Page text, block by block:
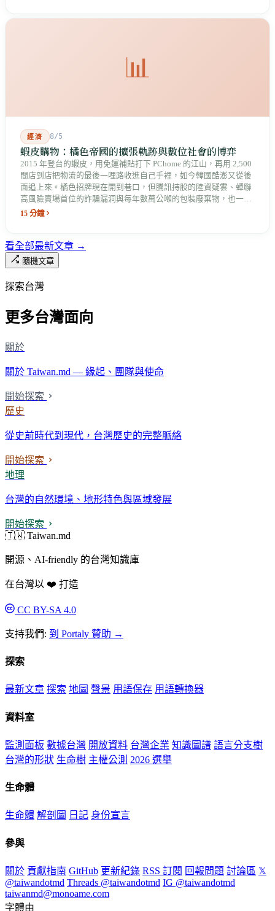
📊
經濟 8/5
蝦皮購物：橘色帝國的擴張軌跡與數位社會的博弈
2015 年登台的蝦皮，用免運補貼打下 PChome 的江山，再用 2,500
間店到店把物流的最後一哩路收進自己手裡，如今韓國酷澎又從後
面追上來。橘色招牌現在開到巷口，但騰訊持股的陸資疑雲、蟬聯
高風險賣場首位的詐騙漏洞與每年數萬公噸的包裝廢棄物，也一起
留在台灣的數位社會裡。
15 分鐘
看全部最新文章 →
隨機文章
探索台灣
更多台灣面向
關於
關於 Taiwan.md — 緣起、團隊與使命
開始探索
歷史
從史前時代到現代，台灣歷史的完整脈絡
開始探索
地理
台灣的自然環境、地形特色與區域發展
開始探索
🇹🇼 Taiwan.md
開源、AI-friendly 的台灣知識庫
在台灣以 ❤️ 打造
CC BY-SA 4.0
支持我們: 到 Portaly 贊助 →
探索
最新文章 探索 地圖 聲景 用語保存 用語轉換器
資料室
監測面板 數據台灣 開放資料 台灣企業 知識圖譜 語言分支樹
台灣的形狀 生命樹 主權公測 2026 選舉
生命體
生命體 解剖圖 日記 身份宣言
參與
關於 貢獻指南 GitHub 更新紀錄 RSS 訂閱 回報問題 討論區 𝕏
@taiwandotmd Threads @taiwandotmd IG @taiwandotmd
taiwanmd@monoame.com
字體由